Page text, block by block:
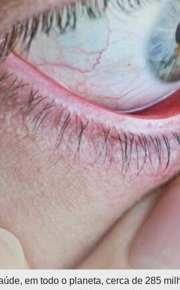
em todo o planeta, cerca de 285